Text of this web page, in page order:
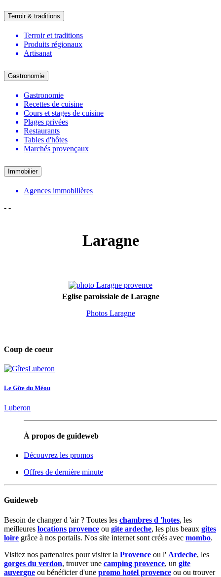
Terroir & traditions
Terroir et traditions
Produits régionaux
Artisanat
Gastronomie
Gastronomie
Recettes de cuisine
Cours et stages de cuisine
Plages privées
Restaurants
Tables d'hôtes
Marchés provençaux
Immobilier
Agences immobilières
- -
Laragne
Eglise paroissiale de Laragne
Photos Laragne
Coup de coeur
Le Gîte du Méou
Luberon
À propos de guideweb
Découvrez les promos
Offres de dernière minute
Guideweb
Besoin de changer d 'air ? Toutes les chambres d 'hotes, les
meilleures locations provence ou gite ardeche, les plus beaux gites
loire grâce à nos portails. Nos site internet sont créés avec mombo.
Visitez nos partenaires pour visiter la Provence ou l' Ardeche, les
gorges du verdon, trouver une camping provence, un gite
auvergne ou bénéficier d'une promo hotel provence ou ou trouver